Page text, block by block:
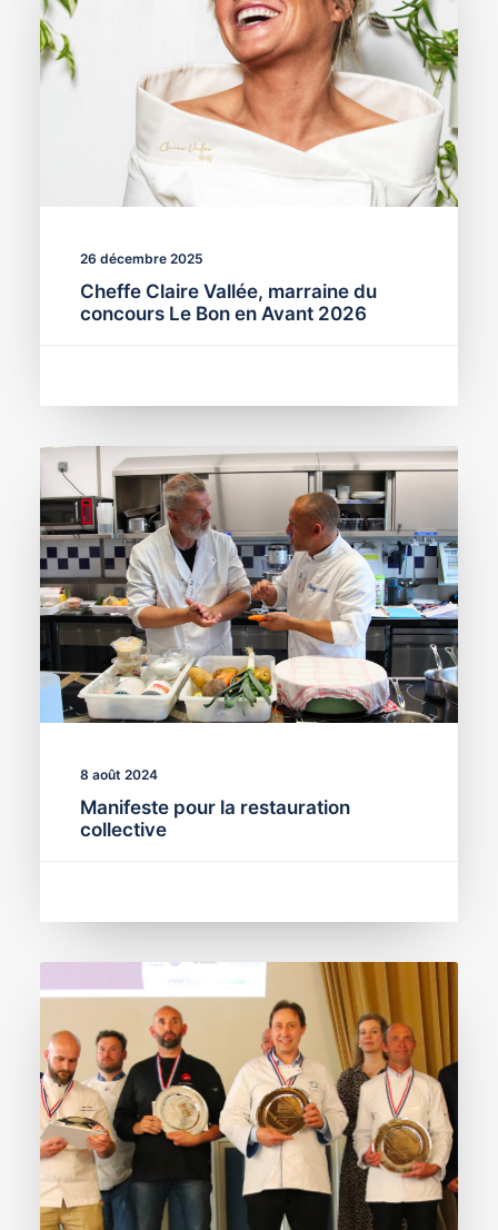
26 décembre 2025
Cheffe Claire Vallée, marraine du
concours Le Bon en Avant 2026
8 août 2024
Manifeste pour la restauration
collective